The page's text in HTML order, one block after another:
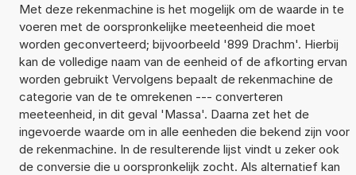
Met deze rekenmachine is het mogelijk om de waarde in te
voeren met de oorspronkelijke meeteenheid die moet
worden geconverteerd; bijvoorbeeld '899 Drachm'. Hierbij
kan de volledige naam van de eenheid of de afkorting ervan
worden gebruikt Vervolgens bepaalt de rekenmachine de
categorie van de te omrekenen --- converteren
meeteenheid, in dit geval 'Massa'. Daarna zet het de
ingevoerde waarde om in alle eenheden die bekend zijn voor
de rekenmachine. In de resulterende lijst vindt u zeker ook
de conversie die u oorspronkelijk zocht. Als alternatief kan